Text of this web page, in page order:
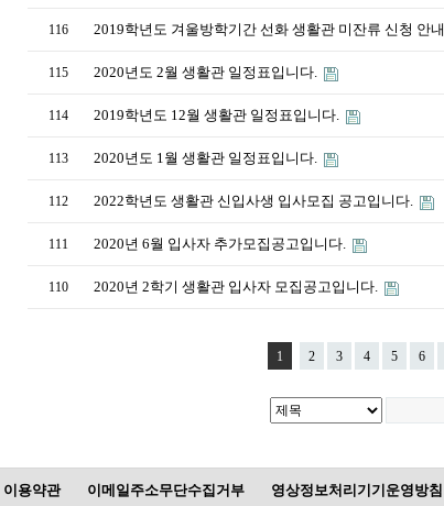
116 2019학년도 겨울방학기간 선화 생활관 미잔류 신청 안내
115 2020년도 2월 생활관 일정표입니다.
114 2019학년도 12월 생활관 일정표입니다.
113 2020년도 1월 생활관 일정표입니다.
112 2022학년도 생활관 신입사생 입사모집 공고입니다.
111 2020년 6월 입사자 추가모집공고입니다.
110 2020년 2학기 생활관 입사자 모집공고입니다.
1 2 3 4 5 6
이용약관 이메일주소무단수집거부 영상정보처리기기운영방침